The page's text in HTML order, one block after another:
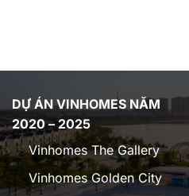
DỰ ÁN VINHOMES NĂM
2020 – 2025
Vinhomes The Gallery
Vinhomes Golden City